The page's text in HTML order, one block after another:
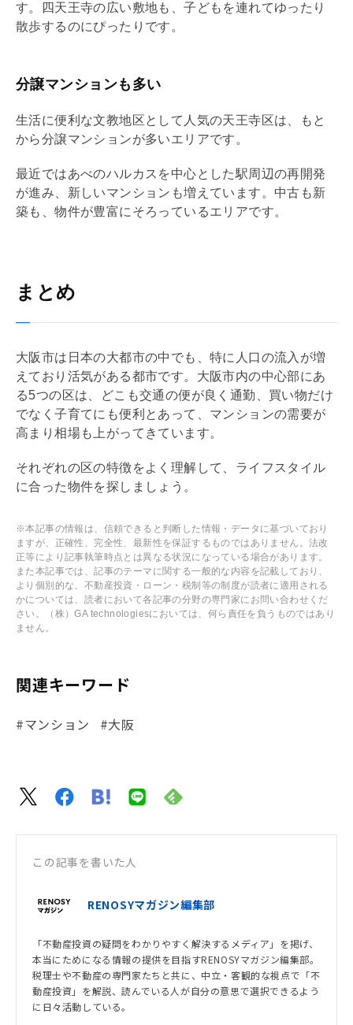
す。四天王寺の広い敷地も、子どもを連れてゆったり
散歩するのにぴったりです。
分譲マンションも多い
生活に便利な文教地区として人気の天王寺区は、もと
から分譲マンションが多いエリアです。
最近ではあべのハルカスを中心とした駅周辺の再開発
が進み、新しいマンションも増えています。中古も新
築も、物件が豊富にそろっているエリアです。
まとめ
大阪市は日本の大都市の中でも、特に人口の流入が増
えており活気がある都市です。大阪市内の中心部にあ
る5つの区は、どこも交通の便が良く通勤、買い物だけ
でなく子育てにも便利とあって、マンションの需要が
高まり相場も上がってきています。
それぞれの区の特徴をよく理解して、ライフスタイル
に合った物件を探しましょう。
※本記事の情報は、信頼できると判断した情報・データに基づいており
ますが、正確性、完全性、最新性を保証するものではありません。法改
正等により記事執筆時点とは異なる状況になっている場合があります。
また本記事では、記事のテーマに関する一般的な内容を記載しており、
より個別的な、不動産投資・ローン・税制等の制度が読者に適用される
かについては、読者において各記事の分野の専門家にお問い合わせくだ
さい。（株）GA technologiesにおいては、何ら責任を負うものではあり
ません。
関連キーワード
#マンション #大阪
この記事を書いた人
RENOSYマガジン編集部
「不動産投資の疑問をわかりやすく解決するメディア」を掲げ、
本当にためになる情報の提供を目指すRENOSYマガジン編集部。
税理士や不動産の専門家たちと共に、中立・客観的な視点で「不
動産投資」を解説、読んでいる人が自分の意思で選択できるよう
に日々活動している。